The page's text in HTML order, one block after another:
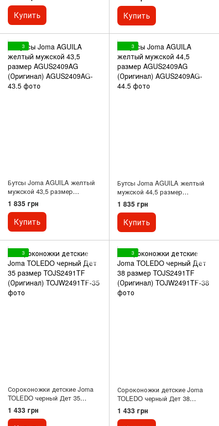
Купить Купить
3
Бутсы Joma AGUILA желтый
мужской 43,5 размер
AGUS2409AG (Оригинал)
1 835 грн
Купить
3
Бутсы Joma AGUILA желтый
мужской 44,5 размер
AGUS2409AG (Оригинал)
1 835 грн
Купить
3
Сороконожки детские Joma
TOLEDO черный Дет 35
размер TOJS2491TF
(Оригинал)
1 433 грн
3
Сороконожки детские Joma
TOLEDO черный Дет 38
размер TOJS2491TF
(Оригинал)
1 433 грн